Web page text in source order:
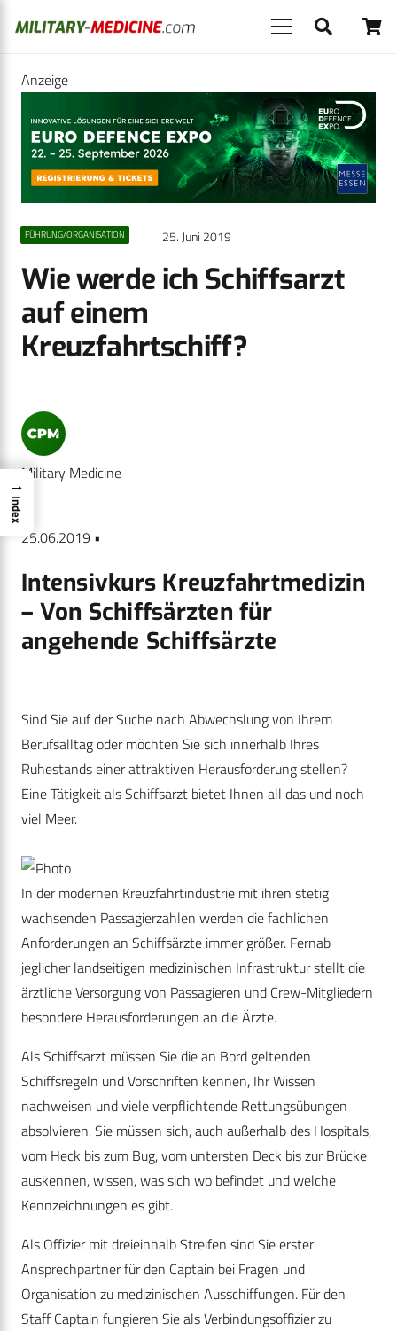
Anzeige
FÜHRUNG/ORGANISATION 25. Juni 2019
Wie werde ich Schiffsarzt
auf einem
Kreuzfahrtschiff?
Military Medicine
25.06.2019 •
Intensivkurs Kreuzfahrtmedizin
– Von Schiffsärzten für
angehende Schiffsärzte
Sind Sie auf der Suche nach Abwechslung von Ihrem
Berufsalltag oder möchten Sie sich innerhalb Ihres
Ruhestands einer attraktiven Herausforderung stellen?
Eine Tätigkeit als Schiffsarzt bietet Ihnen all das und noch
viel Meer.
In der modernen Kreuzfahrtindustrie mit ihren stetig
wachsenden Passagierzahlen werden die fachlichen
Anforderungen an Schiffsärzte immer größer. Fernab
jeglicher landseitigen medizinischen Infrastruktur stellt die
ärztliche Versorgung von Passagieren und Crew-Mitgliedern
besondere Herausforderungen an die Ärzte.
Als Schiffsarzt müssen Sie die an Bord geltenden
Schiffsregeln und Vorschriften kennen, Ihr Wissen
nachweisen und viele verpflichtende Rettungsübungen
absolvieren. Sie müssen sich, auch außerhalb des Hospitals,
vom Heck bis zum Bug, vom untersten Deck bis zur Brücke
auskennen, wissen, was sich wo befindet und welche
Kennzeichnungen es gibt.
Als Offizier mit dreieinhalb Streifen sind Sie erster
Ansprechpartner für den Captain bei Fragen und
Organisation zu medizinischen Ausschiffungen. Für den
Staff Captain fungieren Sie als Verbindungsoffizier zu
→
Index